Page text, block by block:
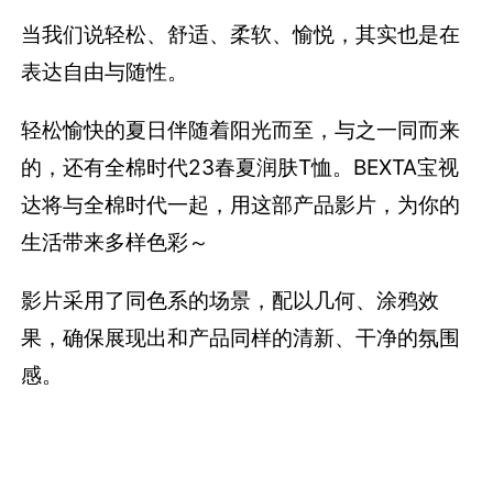
当我们说轻松、舒适、柔软、愉悦，其实也是在
表达自由与随性。
轻松愉快的夏日伴随着阳光而至，与之一同而来
的，还有全棉时代23春夏润肤T恤。BEXTA宝视
达将与全棉时代一起，用这部产品影片，为你的
生活带来多样色彩～
影片采用了同色系的场景，配以几何、涂鸦效
果，确保展现出和产品同样的清新、干净的氛围
感。